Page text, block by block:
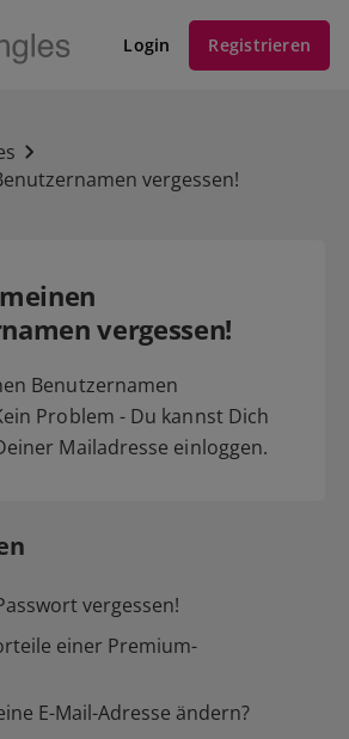
Login Registrieren
vergessen!
vergessen!
Benutzernamen
Problem - Du kannst Dich
Mailadresse einloggen.
vergessen!
einer Premium-
E-Mail-Adresse ändern?